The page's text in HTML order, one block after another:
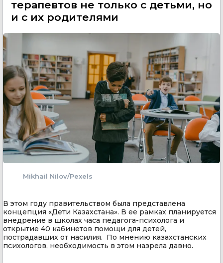
терапевтов не только с детьми, но
и с их родителями
Mikhail Nilov/Pexels
В этом году правительством была представлена
концепция «Дети Казахстана». В ее рамках планируется
внедрение в школах часа педагога-психолога и
открытие 40 кабинетов помощи для детей,
пострадавших от насилия. По мнению казахстанских
психологов, необходимость в этом назрела давно.